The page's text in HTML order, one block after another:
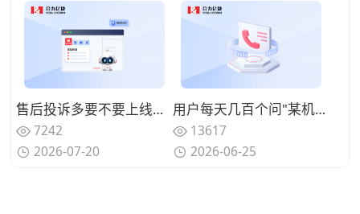
售后投诉多要不要上线呼叫中心系统？规范来电处理标准
7242
2026-07-20
用户每天几百个问"某机型回收多少钱"、人工查型号报价慢还漏单？用智能电话呼叫中心系统自动识别型号并实时报价
13617
2026-06-25